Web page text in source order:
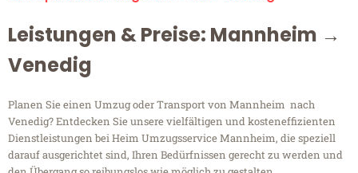
Leistungen & Preise: Mannheim →
Venedig
Planen Sie einen Umzug oder Transport von Mannheim nach
Venedig? Entdecken Sie unsere vielfältigen und kosteneffizienten
Dienstleistungen bei Heim Umzugsservice Mannheim, die speziell
darauf ausgerichtet sind, Ihren Bedürfnissen gerecht zu werden und